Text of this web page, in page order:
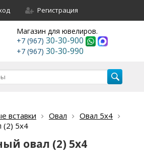
Регистрация
Магазин для ювелиров.
+7 (967) 30-30-900
+7 (967) 30-30-990
вставки Овал
Овал 5х4
(2) 5х4
овал (2) 5х4